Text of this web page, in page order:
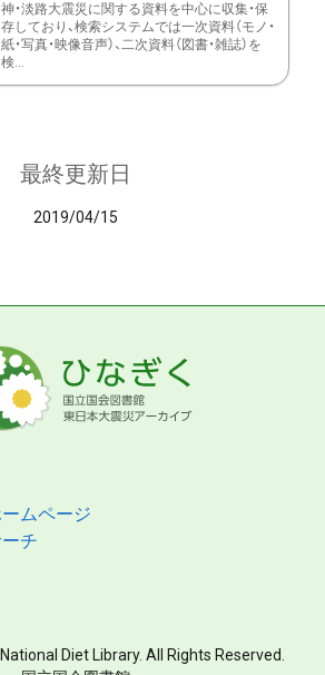
神・淡路大震災に関する資料を中心に収集・保
存しており、検索システムでは一次資料（モノ・
紙・写真・映像音声）、二次資料（図書・雑誌）を
検...
最終更新日
2019/04/15
ムページ
チ
Diet Library. All Rights Reserved.